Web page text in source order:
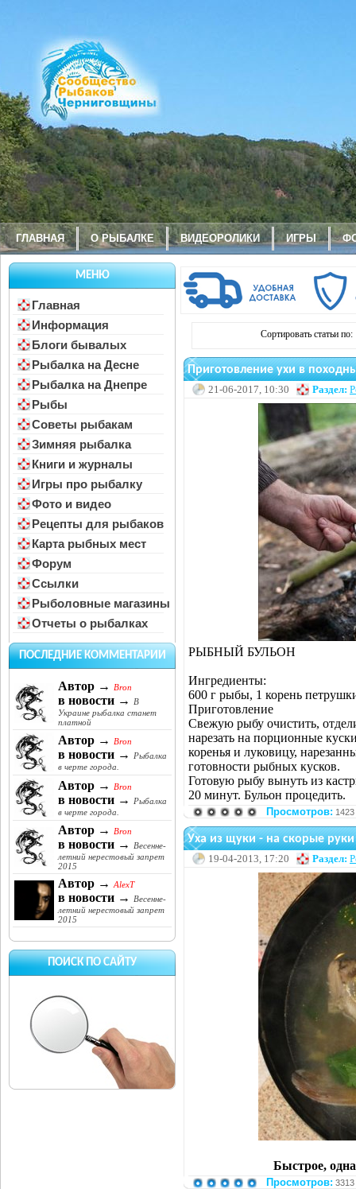
ГЛАВНАЯ О РЫБАЛКЕ ВИДЕОРОЛИКИ ИГРЫ
МЕНЮ
Главная
Информация
Блоги бывалых
Рыбалка на Десне
Рыбалка на Днепре
Рыбы
Советы рыбакам
Зимняя рыбалка
Книги и журналы
Игры про рыбалку
Фото и видео
Рецепты для рыбаков
Карта рыбных мест
Форум
Ссылки
Рыболовные магазины
Отчеты о рыбалках
ПОСЛЕДНИЕ КОММЕНТАРИИ
Автор → Bron
в новости →
В
Украине рыбалка станет
платной
Автор → Bron
в новости →
Рыбалка
в черте города.
Автор → Bron
в новости →
Рыбалка
в черте города.
Автор → Bron
в новости →
Весенне-
летний нерестовый запрет
2015
Автор → AlexT
в новости →
Весенне-
летний нерестовый запрет
2015
ПОИСК ПО САЙТУ
Сортировать статьи по:
Приготовление ухи в
21-06-2017, 10:30 Раздел:
РЫБНЫЙ БУЛЬОН
Ингредиенты:
600 г рыбы, 1 корень
Приготовление
Свежую рыбу очистить,
нарезать на порционные
коренья и луковицу,
готовности рыбных кусков.
Готовую рыбу вынуть из
20 минут. Бульон процедить.
Просмотров:
Уха из щуки - на скорые руки
19-04-2013, 17:20 Раздел:
Быстрое,
Просмотров: